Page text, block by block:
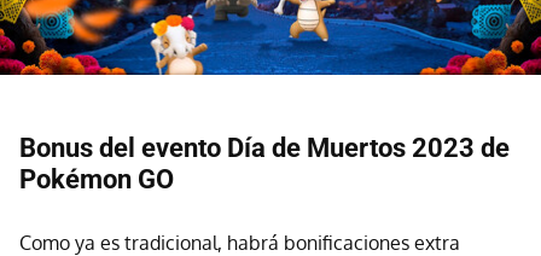
Bonus del evento Día de Muertos 2023 de
Pokémon GO
Como ya es tradicional, habrá bonificaciones extra